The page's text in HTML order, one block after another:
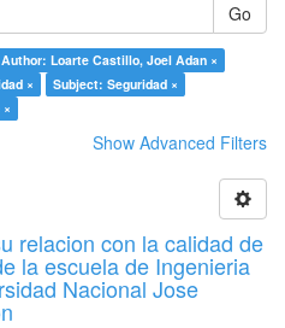
Go
Author: Loarte Castillo, Joel Adan ×
×
Subject: Seguridad ×
Show Advanced Filters
relacion con la calidad de
la escuela de Ingenieria
Nacional Jose